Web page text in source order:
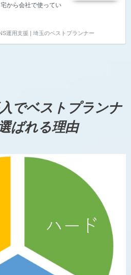
から会社で使ってい
あるファイルサーバ
ァイルだけではな
ンも【自動的にバッ
れていることを自分
運用支援 | 埼玉のベストプランナー
でベストプランナ
ばれる理由